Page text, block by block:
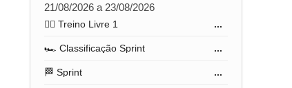
21/08/2026 a 23/08/2026
🏋️‍♂️ Treino Livre 1 ...
🏎️ Classificação Sprint ...
🏁 Sprint ...